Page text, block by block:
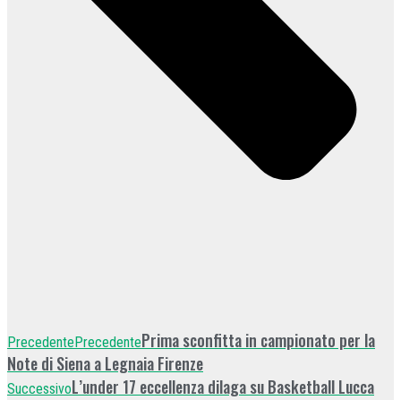
PrecedentePrecedentePrima sconfitta in campionato per la
Note di Siena a Legnaia Firenze
SuccessivoL’under 17 eccellenza dilaga su Basketball Lucca